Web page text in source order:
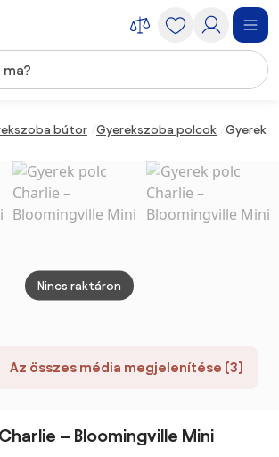
bútor Gyerekszoba polcok Gyerek
Az összes média megjelenítése (3)
Nincs raktáron
– Bloomingville Mini